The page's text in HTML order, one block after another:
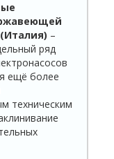
(Италия) –
ряд
ещё более
техническим